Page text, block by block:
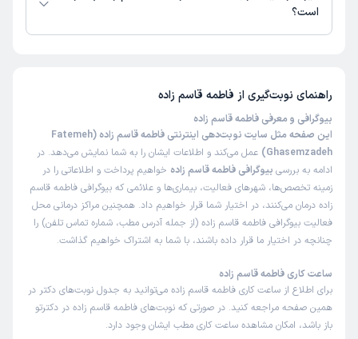
است؟
راهنمای نوبت‌گیری از فاطمه قاسم زاده
بیوگرافی و معرفی فاطمه قاسم زاده
این صفحه مثل سایت نوبت‌دهی اینترنتی فاطمه قاسم زاده (Fatemeh
Ghasemzadeh)
عمل می‌کند و اطلاعات ایشان را به شما نمایش می‌دهد. در
ادامه به بررسی بیوگرافی فاطمه قاسم زاده خواهیم پرداخت و اطلاعاتی را در
زمینه تخصص‌ها، شهرهای فعالیت، بیماری‌ها و علائمی که بیوگرافی فاطمه قاسم
زاده درمان می‌کنند، در اختیار شما قرار خواهیم داد. همچنین مراکز درمانی محل
فعالیت بیوگرافی فاطمه قاسم زاده (از جمله آدرس مطب، شماره تماس تلفن) را
چنانچه در اختیار ما قرار داده باشند، با شما به اشتراک خواهیم گذاشت.
ساعت کاری فاطمه قاسم زاده
برای اطلاع از ساعت کاری فاطمه قاسم زاده می‌توانید به جدول نوبت‌های دکتر در
همین صفحه مراجعه کنید. در صورتی که نوبت‌های فاطمه قاسم زاده در دکترتو
باز باشد، امکان مشاهده ساعت کاری مطب ایشان وجود دارد.